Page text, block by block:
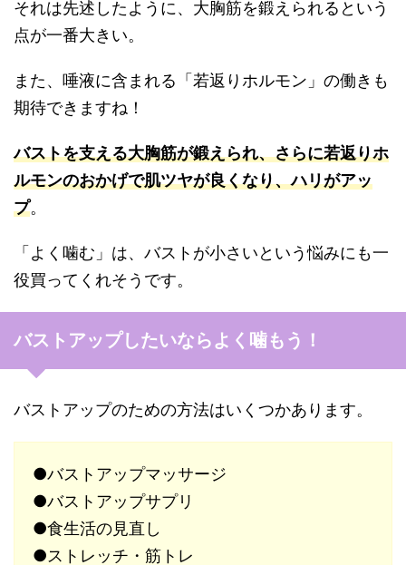
それは先述したように、大胸筋を鍛えられるという
点が一番大きい。
また、唾液に含まれる「若返りホルモン」の働きも
期待できますね！
バストを支える大胸筋が鍛えられ、さらに若返りホ
ルモンのおかげで肌ツヤが良くなり、ハリがアッ
プ。
「よく噛む」は、バストが小さいという悩みにも一
役買ってくれそうです。
バストアップしたいならよく噛もう！
バストアップのための方法はいくつかあります。
●バストアップマッサージ
●バストアップサプリ
●食生活の見直し
●ストレッチ・筋トレ